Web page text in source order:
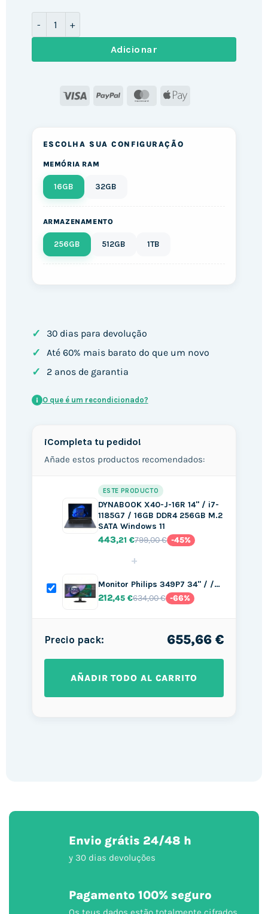
Adicionar
Visa PayPal MasterCard
Apple
ESCOLHA SUA CONFIGURAÇÃO
MEMÓRIA RAM
16GB 32GB
ARMAZENAMENTO
256GB 512GB 1TB
✓ 30 dias para devolução
✓ Até 60% mais barato do que um novo
✓ 2 anos de garantia
i O que é um recondicionado?
¡Completa tu pedido!
Añade estos productos recomendados:
ESTE PRODUCTO
DYNABOOK X40-J-16R 14" / i7-
1185G7 / 16GB DDR4 256GB M.2
SATA Windows 11
443,21 €799,00 € -45%
+
Monitor Philips 349P7 34" / /…
212,45 €634,00 € -66%
Precio pack: 655,66 €
AÑADIR TODO AL CARRITO
Envio grátis 24/48 h
y 30 dias devoluções
Pagamento 100% seguro